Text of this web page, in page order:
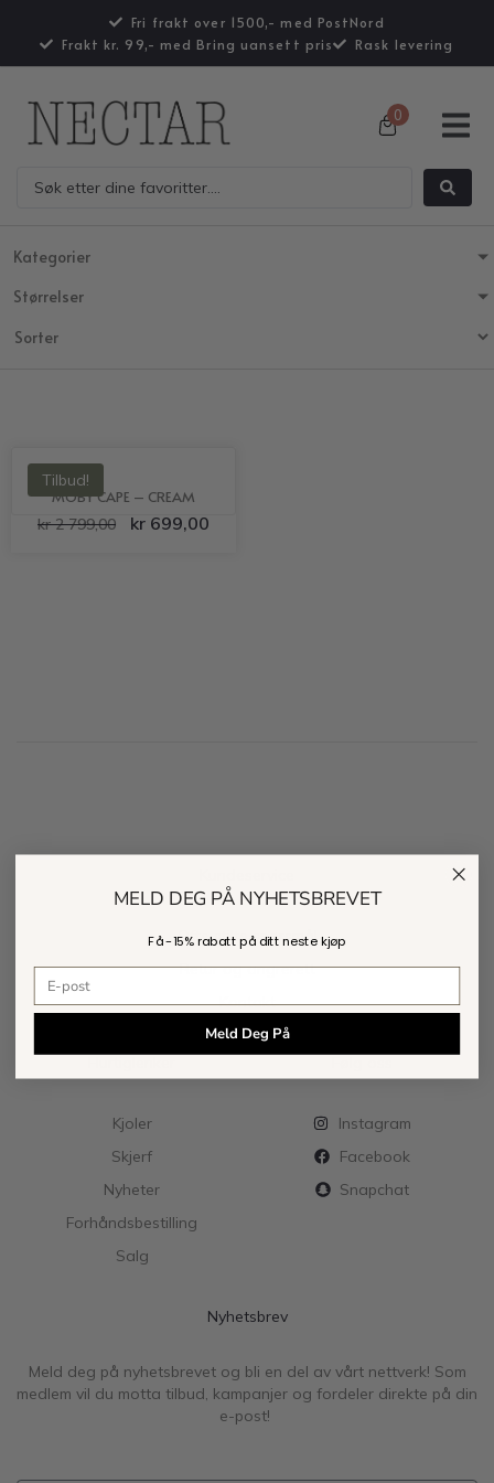
Fri frakt over 1500,- med PostNord
Frakt kr. 99,- med Bring uansett pris
Rask levering
0
Kategorier
Størrelser
Tilbud!
MOBY CAPE – CREAM
kr2 799,00 kr 699,00
Ofte stilte spørsmål
Retur og angrerett
Kontakt
Kjoler
Skjerf
Nyheter
Forhåndsbestilling
Salg
Instagram
Facebook
Snapchat
Nyhetsbrev
Meld deg på nyhetsbrevet og bli en del av vårt nettverk! Som
medlem vil du motta tilbud, kampanjer og fordeler direkte på din
e-post!
MELD DEG PÅ NYHETSBREVET
Få -15% rabattpå ditt neste kjøp
Meld Deg På